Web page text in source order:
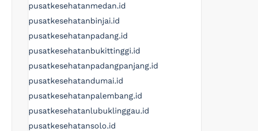
pusatkesehatanmedan.id
pusatkesehatanbinjai.id
pusatkesehatanpadang.id
pusatkesehatanbukittinggi.id
pusatkesehatanpadangpanjang.id
pusatkesehatandumai.id
pusatkesehatanpalembang.id
pusatkesehatanlubuklinggau.id
pusatkesehatansolo.id